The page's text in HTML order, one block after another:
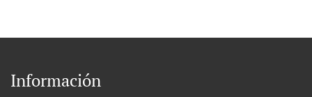
Información